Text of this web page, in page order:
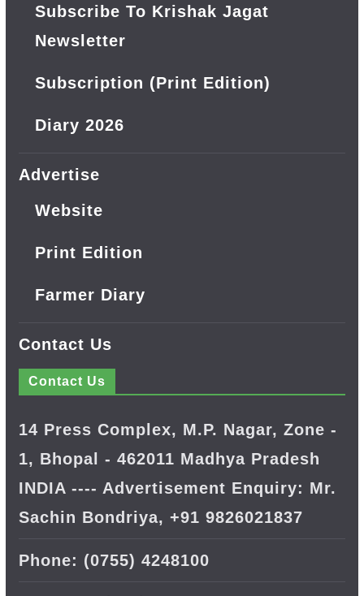
Subscribe To Krishak Jagat
Newsletter
Subscription (Print Edition)
Diary 2026
Advertise
Website
Print Edition
Farmer Diary
Contact Us
Contact Us
14 Press Complex, M.P. Nagar, Zone -
1, Bhopal - 462011 Madhya Pradesh
INDIA ---- Advertisement Enquiry: Mr.
Sachin Bondriya, +91 9826021837
Phone: (0755) 4248100